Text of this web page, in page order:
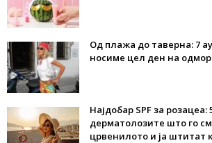
Од плажа до таверна: 7
носиме цел ден на одмор
Најдобар SPF за
дерматолозите што го
црвенилото и ја штитат